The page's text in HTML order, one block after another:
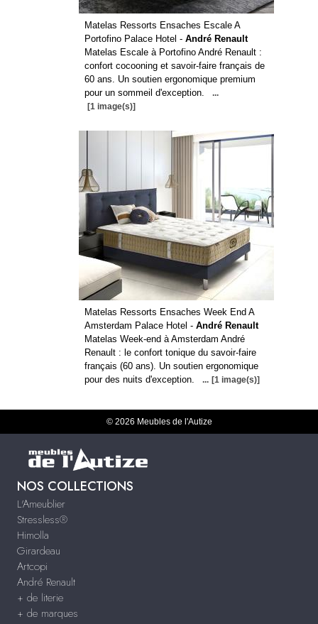
Matelas Ressorts Ensaches Escale A
Portofino Palace Hotel - André Renault
Matelas Escale à Portofino André Renault :
confort cocooning et savoir-faire français de
60 ans. Un soutien ergonomique premium
pour un sommeil d'exception.
...
[1 image(s)]
Matelas Ressorts Ensaches Week End A
Amsterdam Palace Hotel - André Renault
Matelas Week-end à Amsterdam André
Renault : le confort tonique du savoir-faire
français (60 ans). Un soutien ergonomique
pour des nuits d'exception.
... [1 image(s)]
© 2026 Meubles de l'Autize
NOS COLLECTIONS
L'Ameublier
Stressless®
Himolla
Girardeau
Artcopi
André Renault
+ de literie
+ de marques